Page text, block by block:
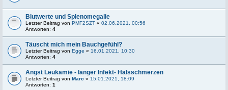
Blutwerte und Splenomegalie
Letzter Beitrag von PMF2SZT « 02.06.2021, 00:56
Antworten: 4
Täuscht mich mein Bauchgefühl?
Letzter Beitrag von Egge « 16.01.2021, 10:30
Antworten: 4
Angst Leukämie - langer Infekt- Halsschmerzen
Letzter Beitrag von Marc « 15.01.2021, 18:09
Antworten: 1